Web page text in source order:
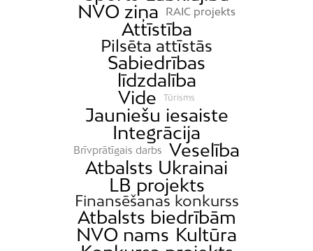
NVO ziņa
RAIC projekts
Attīstība
Pilsēta attīstās
Sabiedrības
līdzdalība
Vide
Tūrisms
Jauniešu iesaiste
Integrācija
Brīvprātīgais darbs
Veselība
Atbalsts Ukrainai
LB projekts
Finansēšanas konkurss
Atbalsts biedrībām
NVO nams Kultūra